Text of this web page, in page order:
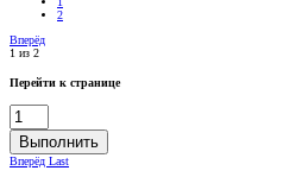
2
Вперёд
1 из 2
Перейти к странице
Выполнить
Вперёд Last